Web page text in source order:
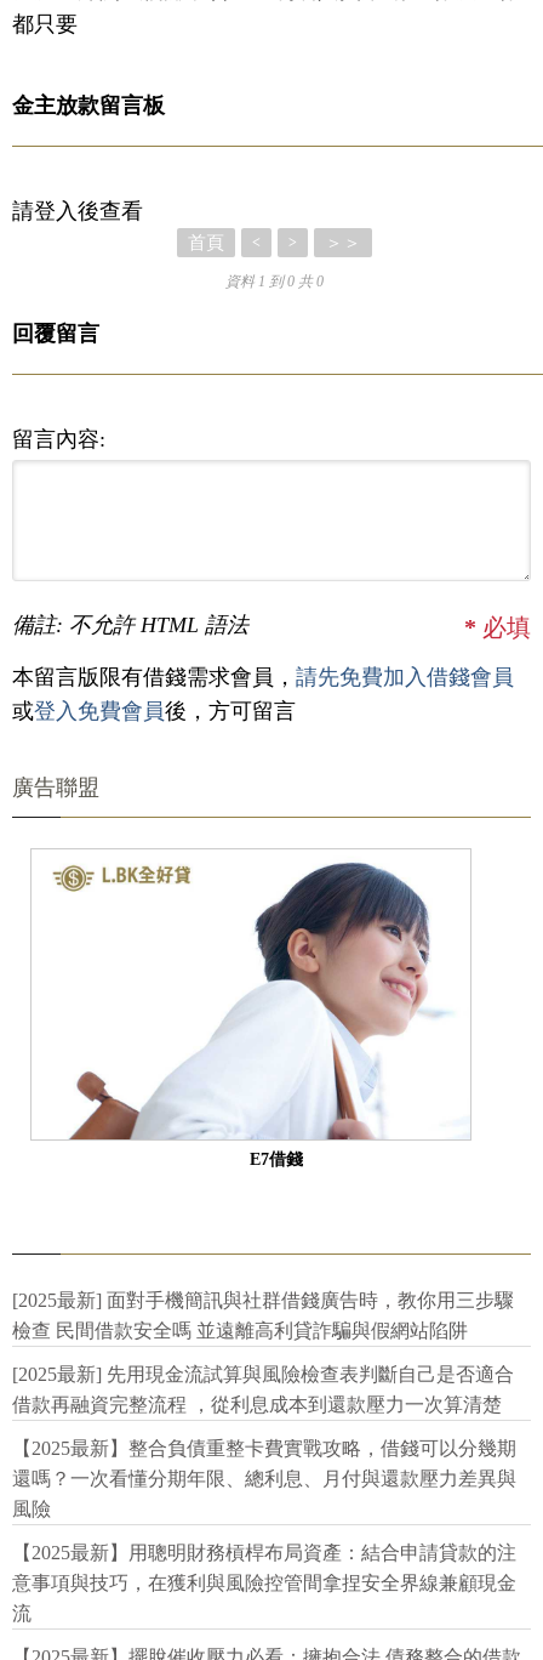
都只要
金主放款留言板
請登入後查看
首頁 < > ＞＞
資料 1 到 0 共 0
回覆留言
留言內容:
備註: 不允許 HTML 語法 * 必填
本留言版限有借錢需求會員， 請先免費加入借錢會員
或登入免費會員後，方可留言
廣告聯盟
E7借錢
[2025最新] 面對手機簡訊與社群借錢廣告時，教你用三步驟
檢查 民間借款安全嗎 並遠離高利貸詐騙與假網站陷阱
[2025最新] 先用現金流試算與風險檢查表判斷自己是否適合
借款再融資完整流程 ，從利息成本到還款壓力一次算清楚
【2025最新】整合負債重整卡費實戰攻略，借錢可以分幾期
還嗎？一次看懂分期年限、總利息、月付與還款壓力差異與
風險
【2025最新】用聰明財務槓桿布局資產：結合申請貸款的注
意事項與技巧，在獲利與風險控管間拿捏安全界線兼顧現金
流